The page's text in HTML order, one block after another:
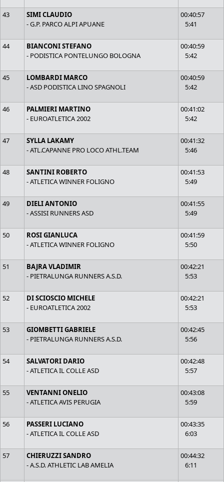
43
SIMI CLAUDIO
- G.P. PARCO ALPI APUANE
00:40:57
5:41
44
BIANCONI STEFANO
- PODISTICA PONTELUNGO BOLOGNA
00:40:59
5:42
45
LOMBARDI MARCO
- ASD PODISTICA LINO SPAGNOLI
00:40:59
5:42
46
PALMIERI MARTINO
- EUROATLETICA 2002
00:41:02
5:42
47
SYLLA LAKAMY
- ATL.CAPANNE PRO LOCO ATHL.TEAM
00:41:32
5:46
48
SANTINI ROBERTO
- ATLETICA WINNER FOLIGNO
00:41:53
5:49
49
DIELI ANTONIO
- ASSISI RUNNERS ASD
00:41:55
5:49
50
ROSI GIANLUCA
- ATLETICA WINNER FOLIGNO
00:41:59
5:50
51
BAJRA VLADIMIR
- PIETRALUNGA RUNNERS A.S.D.
00:42:21
5:53
52
DI SCIOSCIO MICHELE
- EUROATLETICA 2002
00:42:21
5:53
53
GIOMBETTI GABRIELE
- PIETRALUNGA RUNNERS A.S.D.
00:42:45
5:56
54
SALVATORI DARIO
- ATLETICA IL COLLE ASD
00:42:48
5:57
55
VENTANNI ONELIO
- ATLETICA AVIS PERUGIA
00:43:08
5:59
56
PASSERI LUCIANO
- ATLETICA IL COLLE ASD
00:43:35
6:03
57
CHIERUZZI SANDRO
- A.S.D. ATHLETIC LAB AMELIA
00:44:32
6:11